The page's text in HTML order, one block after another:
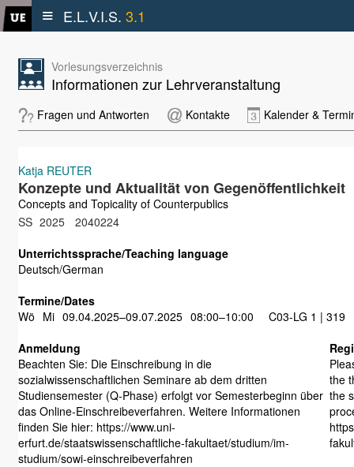
≡ E.L.V.I.S. 3.1
Vorlesungsverzeichnis
Informationen zur Lehrveranstaltung
Fragen und Antworten Kontakte Kalender &
Katja REUTER
Konzepte und Aktualität von Gegenöffentlichkeit
Concepts and Topicality of Counterpublics
SS 2025
2040224
Unterrichtssprache/Teaching language
Deutsch/German
Termine/Dates
Wö Mi 09.04.2025–09.07.2025 08:00–10:00
C03-LG 1 | 319
Anmeldung
Beachten Sie: Die Einschreibung in die
sozialwissenschaftlichen Seminare ab dem dritten
Studiensemester (Q-Phase) erfolgt vor Semesterbeginn über
das Online-Einschreibeverfahren. Weitere Informationen
finden Sie hier: https://www.uni-
erfurt.de/staatswissenschaftliche-fakultaet/studium/im-
studium/sowi-einschreibeverfahren
the
the